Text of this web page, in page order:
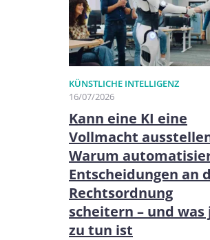
KÜNSTLICHE INTELLIGENZ
16/07/2026
Kann eine KI eine
Vollmacht
Warum
Entscheidungen an
Rechtsordnung
scheitern – und
zu tun ist